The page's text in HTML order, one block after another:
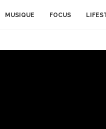
MUSIQUE FOCUS